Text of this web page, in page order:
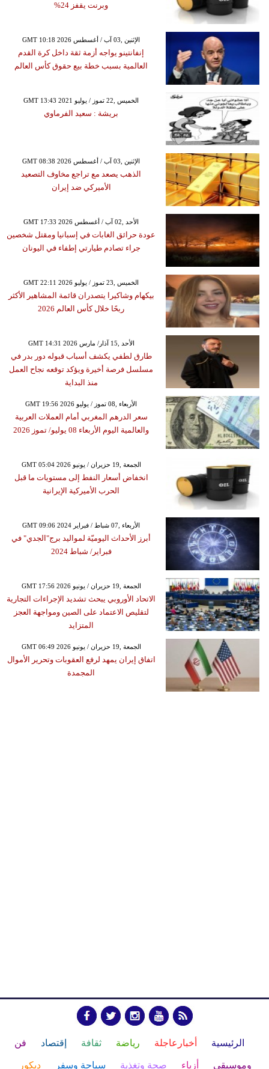
وبرنت يقفز 24%
GMT 10:18 2026 الإثنين ,03 آب / أغسطس
إنفانتينو يواجه أزمة ثقة داخل كرة القدم
العالمية بسبب خطة بيع حقوق كأس العالم
GMT 13:43 2021 الخميس ,22 تموز / يوليو
بريشة : سعيد الفرماوي
GMT 08:38 2026 الإثنين ,03 آب / أغسطس
الذهب يصعد مع تراجع مخاوف التصعيد
الأميركي ضد إيران
GMT 17:33 2026 الأحد ,02 آب / أغسطس
عودة حرائق الغابات في إسبانيا ومقتل شخصين
جراء تصادم طيارتي إطفاء في اليونان
GMT 22:11 2026 الخميس ,23 تموز / يوليو
بيكهام وشاكيرا يتصدران قائمة المشاهير الأكثر
ربحًا خلال كأس العالم 2026
GMT 14:31 2026 الأحد ,15 آذار/ مارس
طارق لطفي يكشف أسباب قبوله دور بدر في
مسلسل فرصة أخيرة ويؤكد توقعه نجاح العمل
منذ البداية
GMT 19:56 2026 الأربعاء ,08 تموز / يوليو
سعر الدرهم المغربي أمام العملات العربية
والعالمية اليوم الأربعاء 08 يوليو/ تموز 2026
GMT 05:04 2026 الجمعة ,19 حزيران / يونيو
انخفاض أسعار النفط إلى مستويات ما قبل
الحرب الأميركية الإيرانية
GMT 09:06 2024 الأربعاء ,07 شباط / فبراير
أبرز الأحداث اليوميّة لمواليد برج"الجدي" في
فبراير/ شباط 2024
GMT 17:56 2026 الجمعة ,19 حزيران / يونيو
الاتحاد الأوروبي يبحث تشديد الإجراءات التجارية
لتقليص الاعتماد على الصين ومواجهة العجز
المتزايد
GMT 06:49 2026 الجمعة ,19 حزيران / يونيو
اتفاق إيران يمهد لرفع العقوبات وتحرير الأموال
المجمدة
الرئيسية أخبارعاجلة رياضة ثقافة إقتصاد فن
وموسيقى أزياء صحة وتغذية سياحة وسفر ديكور